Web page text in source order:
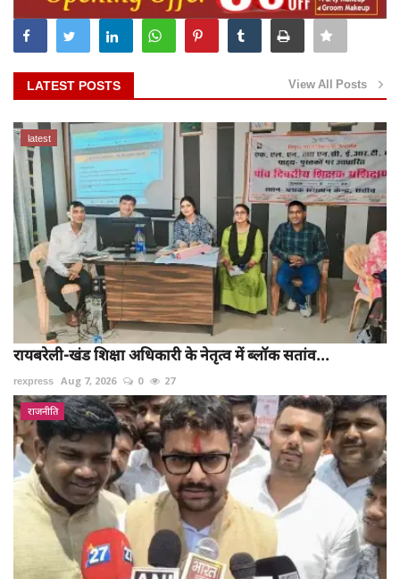
LATEST POSTS View All Posts
latest
रायबरेली-खंड शिक्षा अधिकारी के नेतृत्व में ब्लॉक सतांव...
rexpress Aug 7, 2026 0 27
राजनीति